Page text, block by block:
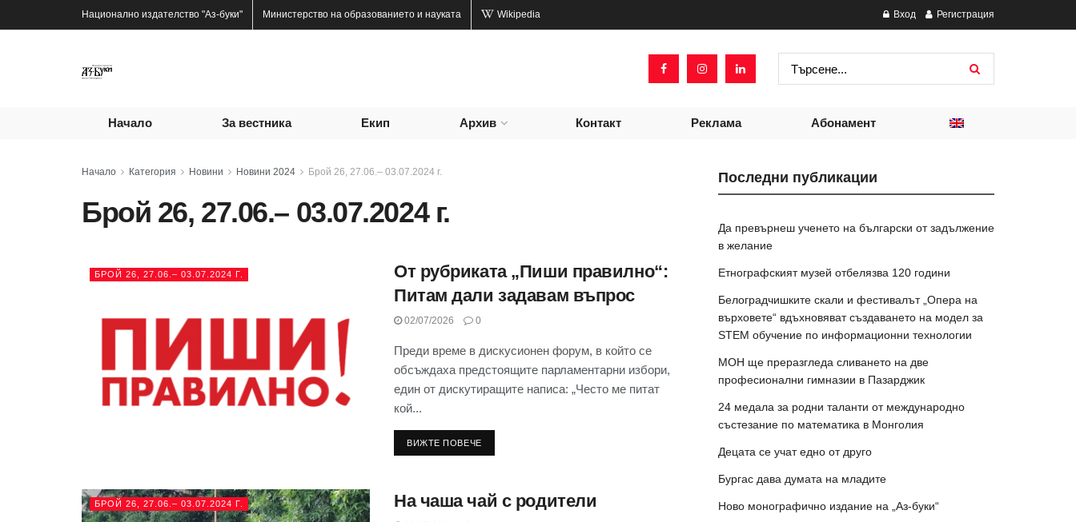
Национално издателство "Аз-буки" Министерство на образованието и науката Wikipedia Вход Регистрация
Начало За вестника Екип Архив Контакт Реклама Абонамент
Начало Категория Новини Новини 2024 Брой 26, 27.06.– 03.07.2024 г.
Брой 26, 27.06.– 03.07.2024 г.
БРОЙ 26, 27.06.– 03.07.2024 Г.
От рубриката „Пиши правилно“:
Питам дали задавам въпрос
02/07/2026 0
Преди време в дискусионен форум, в който се
обсъждаха предстоящите парламентарни избори,
един от дискутиращите написа: „Често ме питат
кой...
ВИЖТЕ ПОВЕЧЕ
БРОЙ 26, 27.06.– 03.07.2024 Г. На чаша чай с родители
Последни публикации
Да превърнеш ученето на български от задължение
в желание
Етнографският музей отбелязва 120 години
Белоградчишките скали и фестивалът „Опера на
върховете“ вдъхновяват създаването на модел за
STEM обучение по информационни технологии
МОН ще преразгледа сливането на две
професионални гимназии в Пазарджик
24 медала за родни таланти от международно
състезание по математика в Монголия
Децата се учат едно от друго
Бургас дава думата на младите
Ново монографично издание на „Аз-буки“